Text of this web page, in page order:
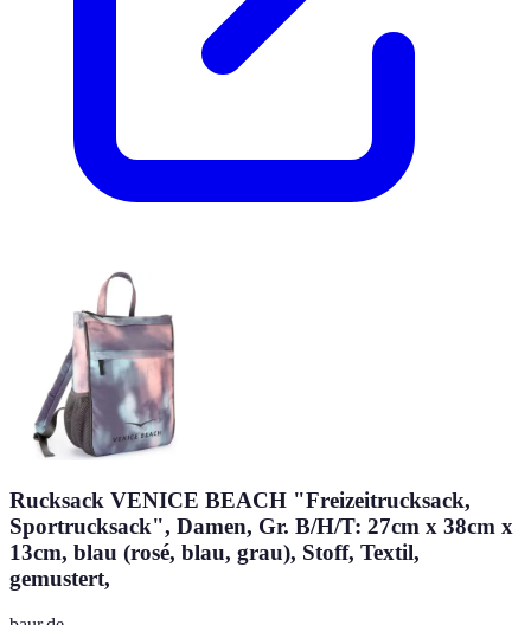
Rucksack VENICE BEACH "Freizeitrucksack,
Sportrucksack", Damen, Gr. B/H/T: 27cm x 38cm x
13cm, blau (rosé, blau, grau), Stoff, Textil,
gemustert,